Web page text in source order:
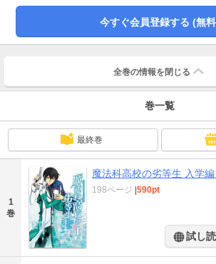
今すぐ会員登録する (無
全巻の情報を 閉じる
巻一覧
最終巻
1
巻
魔法科高校の劣等生 入学
198ページ |590pt
試し